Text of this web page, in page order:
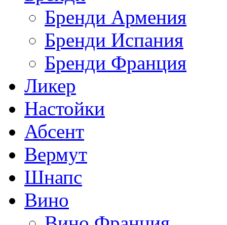
Бренди Армения
Бренди Испания
Бренди Франция
Ликер
Настойки
Абсент
Вермут
Шнапс
Вино